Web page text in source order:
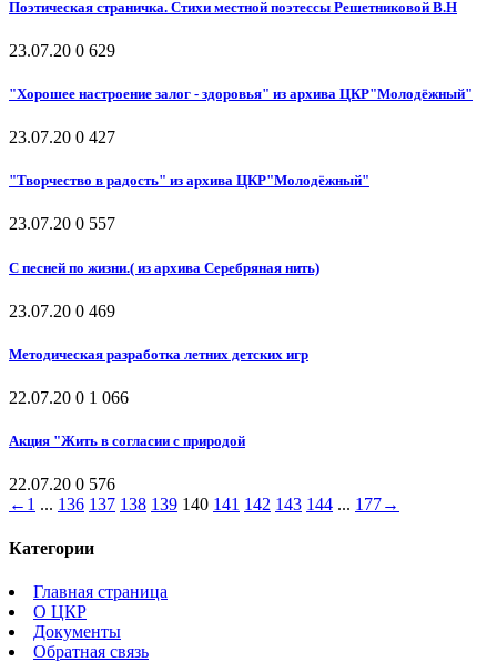
Поэтическая страничка. Стихи местной поэтессы Решетниковой В.Н
23.07.20 0 629
"Хорошее настроение залог - здоровья" из архива ЦКР"Молодёжный"
23.07.20 0 427
"Творчество в радость" из архива ЦКР"Молодёжный"
23.07.20 0 557
С песней по жизни.( из архива Серебряная нить)
23.07.20 0 469
Методическая разработка летних детских игр
22.07.20 0 1 066
Акция "Жить в согласии с природой
22.07.20 0 576
← 1 ... 136 137 138 139 140 141 142 143 144 ... 177→
Категории
Главная страница
О ЦКР
Документы
Обратная связь